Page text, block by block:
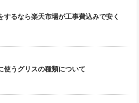
するなら楽天市場が工事費込みで安く
使うグリスの種類について